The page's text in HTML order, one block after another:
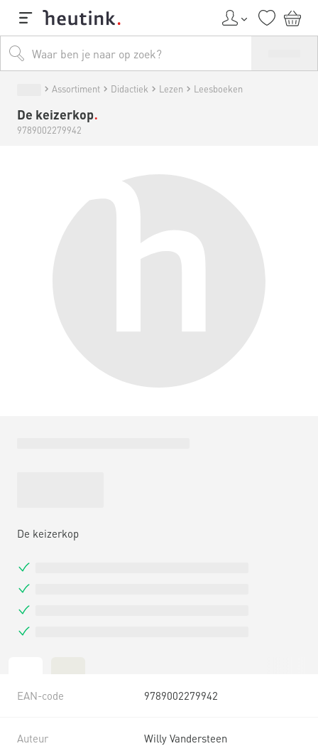
Assortiment Didactiek Lezen Leesboeken
De keizerkop
9789002279942
De keizerkop
EAN-code 9789002279942
Auteur Willy Vandersteen